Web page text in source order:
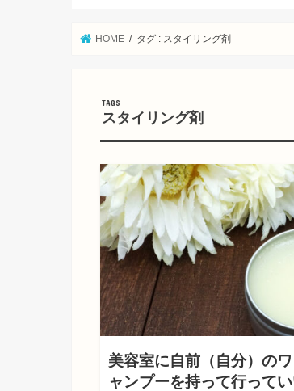
HOME タグ : スタイリング剤
スタイリング剤
美容室に自前（自分）の
ャンプーを持って行って